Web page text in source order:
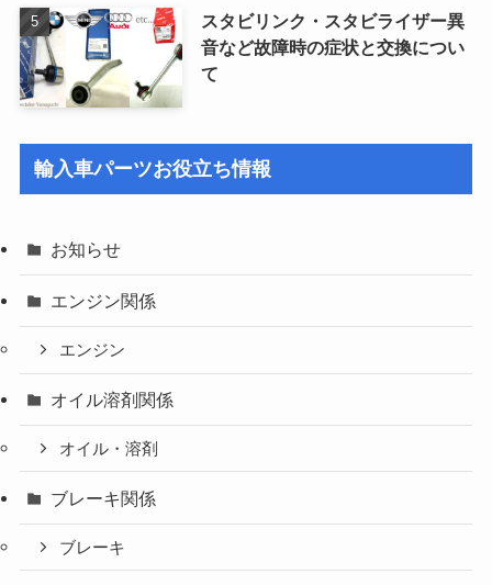
スタビリンク・スタビライザー異
音など故障時の症状と交換につい
て
輸入車パーツお役立ち情報
お知らせ
エンジン関係
エンジン
オイル溶剤関係
オイル・溶剤
ブレーキ関係
ブレーキ